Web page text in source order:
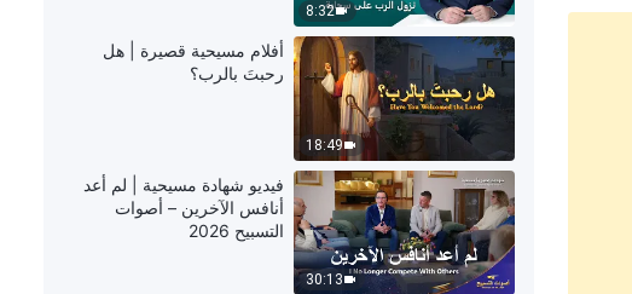
9:57
العرض الأول لجوقة الإنجيل
9:31
بل وحتى لاهوت فوق ذلك" – العرض
الأول لجوقة الإنجيل
8:32
18:49
أفلام مسيحية قصيرة | هل
رحبتَ بالرب؟
30:13
فيديو شهادة مسيحية | لم أعد
أنافس الآخرين – أصوات
التسبيح 2026